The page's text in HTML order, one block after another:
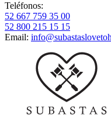
Teléfonos:
52 667 759 35 00
52 800 215 15 15
Email: